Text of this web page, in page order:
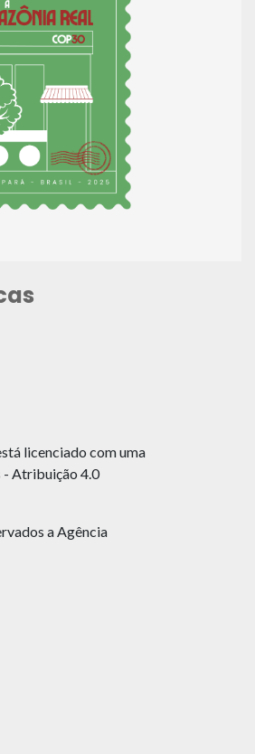
licenciado com uma
- Atribuição 4.0
a Agência